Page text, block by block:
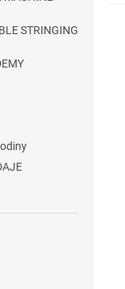
STRINGING